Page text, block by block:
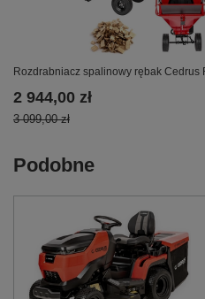
Rozdrabniacz spalinowy rębak Cedrus
2 944,00 zł
3 099,00 zł
Podobne